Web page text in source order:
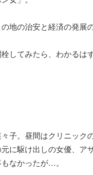
地の治安と経済の発展
してみたら、わかるは
子。昼間はクリニック
に駆け出しの女優、ア
なかったが…。